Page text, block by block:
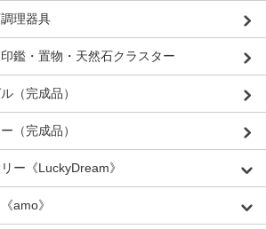
理器具
鑑・置物・天然石クラスター
（完成品）
（完成品）
ー《LuckyDream》
amo》